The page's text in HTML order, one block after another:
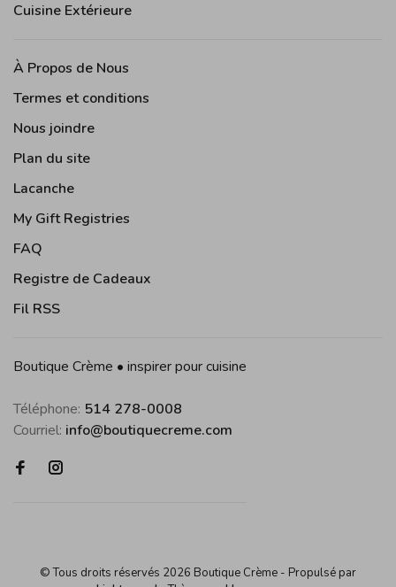
Cuisine Extérieure
À Propos de Nous
Termes et conditions
Nous joindre
Plan du site
Lacanche
My Gift Registries
FAQ
Registre de Cadeaux
Fil RSS
Boutique Crème • inspirer pour cuisine
Téléphone: 514 278-0008
Courriel: info@boutiquecreme.com
© Tous droits réservés 2026 Boutique Crème - Propulsé par